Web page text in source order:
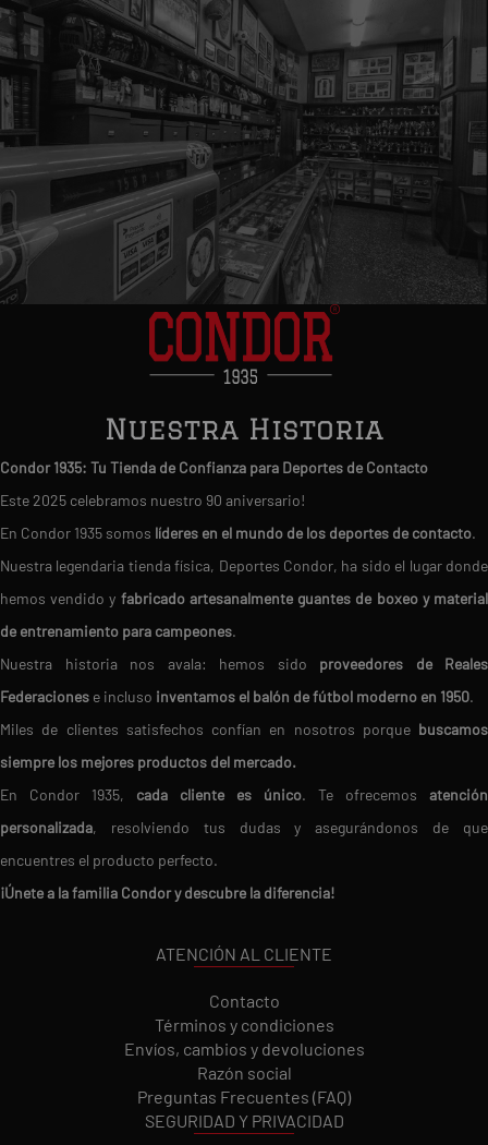
Nuestra Historia
Condor 1935: Tu Tienda de Confianza para Deportes de Contacto
Este 2025 celebramos nuestro 90 aniversario!
En Condor 1935 somos líderes en el mundo de los deportes de contacto.
Nuestra legendaria tienda física, Deportes Condor, ha sido el lugar donde
hemos vendido y fabricado artesanalmente guantes de boxeo y material
de entrenamiento para campeones.
Nuestra historia nos avala: hemos sido proveedores de Reales
Federaciones e incluso inventamos el balón de fútbol moderno en 1950.
Miles de clientes satisfechos confían en nosotros porque buscamos
siempre los mejores productos del mercado.
En Condor 1935, cada cliente es único. Te ofrecemos atención
personalizada, resolviendo tus dudas y asegurándonos de que
encuentres el producto perfecto.
¡Únete a la familia Condor y descubre la diferencia!
ATENCIÓN AL CLIENTE
Contacto
Términos y condiciones
Envíos, cambios y devoluciones
Razón social
Preguntas Frecuentes (FAQ)
SEGURIDAD Y PRIVACIDAD